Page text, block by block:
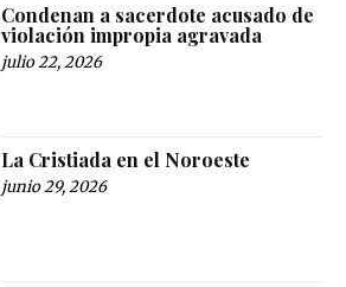
Condenan a sacerdote acusado de
violación impropia agravada
julio 22, 2026
La Cristiada en el Noroeste
junio 29, 2026